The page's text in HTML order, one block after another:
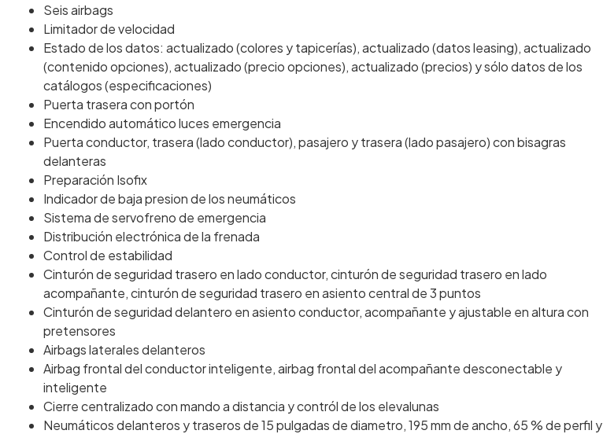
Seis airbags
Limitador de velocidad
Estado de los datos: actualizado (colores y tapicerías), actualizado (datos leasing), actualizado
(contenido opciones), actualizado (precio opciones), actualizado (precios) y sólo datos de los
catálogos (especificaciones)
Puerta trasera con portón
Encendido automático luces emergencia
Puerta conductor, trasera (lado conductor), pasajero y trasera (lado pasajero) con bisagras
delanteras
Preparación Isofix
Indicador de baja presion de los neumáticos
Sistema de servofreno de emergencia
Distribución electrónica de la frenada
Control de estabilidad
Cinturón de seguridad trasero en lado conductor, cinturón de seguridad trasero en lado
acompañante, cinturón de seguridad trasero en asiento central de 3 puntos
Cinturón de seguridad delantero en asiento conductor, acompañante y ajustable en altura con
pretensores
Airbags laterales delanteros
Airbag frontal del conductor inteligente, airbag frontal del acompañante desconectable y
inteligente
Cierre centralizado con mando a distancia y contról de los elevalunas
Neumáticos delanteros y traseros de 15 pulgadas de diametro, 195 mm de ancho, 65 % de perfil y